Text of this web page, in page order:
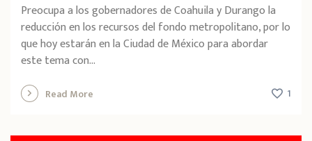
Preocupa a los gobernadores de Coahuila y Durango la
reducción en los recursos del fondo metropolitano, por lo
que hoy estarán en la Ciudad de México para abordar
este tema con...
Read More 1